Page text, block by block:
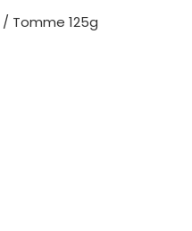
/ Tomme 125g